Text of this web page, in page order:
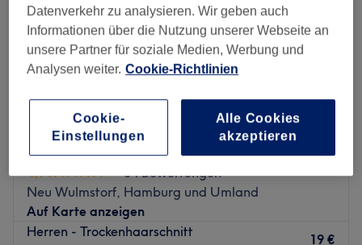
Meisterwerk Hair Salon
4,7
84 Bewertungen
Neu Wulmstorf, Hamburg und Umland
Auf Karte anzeigen
Herren - Trockenhaarschnitt
19 €
Datenverkehr zu analysieren. Wir geben auch
Informationen über die Nutzung unserer Webseite an
unsere Partner für soziale Medien, Werbung und
Analysen weiter. Cookie-Richtlinien
Cookie-
Einstellungen
Alle Cookies
akzeptieren